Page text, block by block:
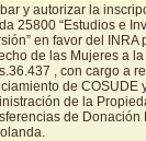
y autorizar la
25800 “Estudios e
en favor del
de las Mujeres a
, con cargo a
de COSUDE
de la
de